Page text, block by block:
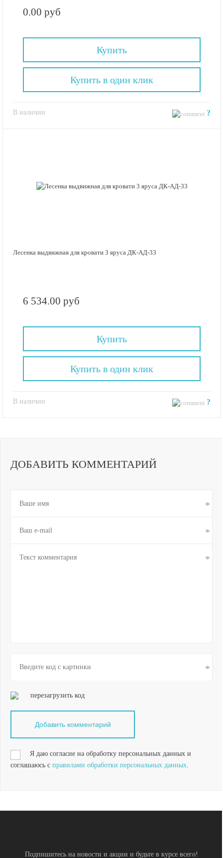
0.00 руб
Купить
В наличии ?
Купить в один клик
Лесенка выдвижная для кровати 3 яруса ДК-АД-33
6 534.00 руб
Купить
В наличии ?
Купить в один клик
ДОБАВИТЬ КОММЕНТАРИЙ
перезагрузить код
Я даю согласие на обработку персональных данных и
соглашаюсь с правилами обработки персональных данных
Подпишитесь на новости и акции и будьте в курсе всего!